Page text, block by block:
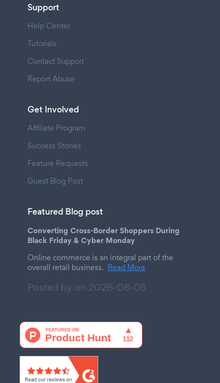
Support
Help Center
Tutorials
Contact Support
Report Abuse
Get Involved
Affiliate Program
Success Stories
Feature Requests
Guest Blog Post
Featured Blog post
Converting Cross-Border Shoppers During
Black Friday & Cyber Monday
Online commerce is an integral part of the
overall retail business. Read More
Posted by on 2026-08-05